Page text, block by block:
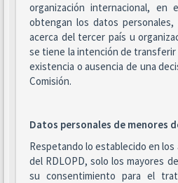
organización internacional,
obtengan los datos
acerca del tercer país u
se tiene la intención de transferir
existencia o ausencia de una
Comisión.
Datos personales de menores
Respetando lo establecido en los
del RDLOPD, solo los mayores
su consentimiento para el